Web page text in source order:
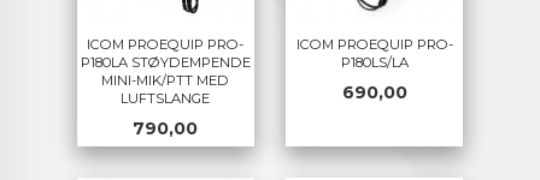
ICOM PROEQUIP PRO-
P180LA STØYDEMPENDE
MINI-MIK/PTT MED
LUFTSLANGE
Pris
790,00
ICOM PROEQUIP PRO-
P180LS/LA
Pris
690,00